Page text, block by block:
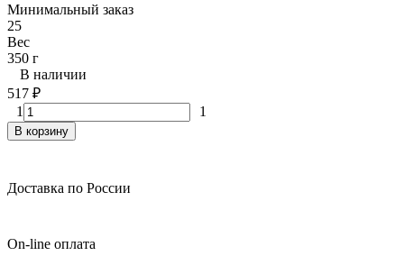
Минимальный заказ
25
Вес
350 г
В наличии
517 ₽
1
1
В корзину
Доставка по России
On-line оплата